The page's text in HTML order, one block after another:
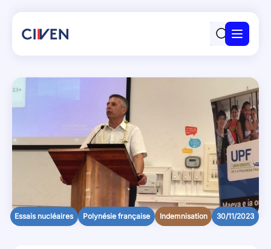
Essais nucléaires Polynésie française Indemnisation 30/11/2023
Le CIVEN
Actualités
Ma demande
Obtenir de l’aide
Ressources
FAQ
Contact